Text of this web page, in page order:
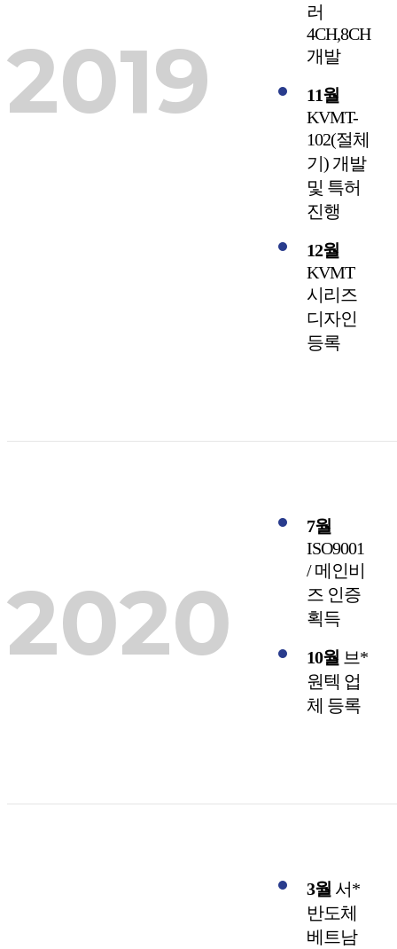
2019
러
4CH,8CH
개발
11월
KVMT-
102(절체
기) 개발
및 특허
진행
12월
KVMT
시리즈
디자인
등록
2020
7월
ISO9001
/ 메인비
즈 인증
획득
10월 브*
원텍 업
체 등록
3월 서*
반도체
베트남